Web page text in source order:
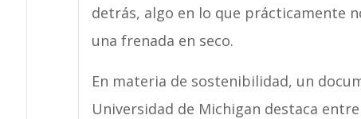
detrás, algo en lo que prácticamente
una frenada en seco.
En materia de sostenibilidad, un
Universidad de Michigan destaca